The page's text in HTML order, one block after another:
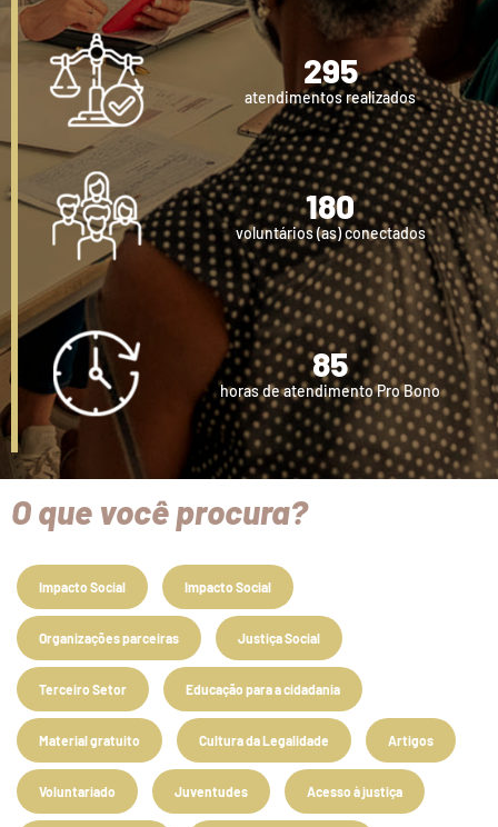
atendimentos realizados
295
voluntários (as) conectados
180
horas de atendimento Pro Bono
85
O que você procura?
Impacto Social Impacto Social
Organizações parceiras Justiça Social
Terceiro Setor Educação para a cidadania
Material gratuito Cultura da Legalidade Artigos
Voluntariado Juventudes Acesso à justiça